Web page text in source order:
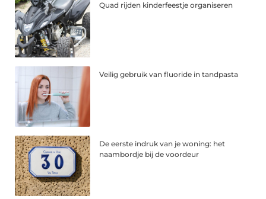
Quad rijden kinderfeestje organiseren
Veilig gebruik van fluoride in tandpasta
De eerste indruk van je woning: het
naambordje bij de voordeur